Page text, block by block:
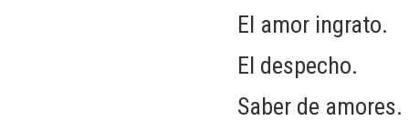
El amor ingrato.
El despecho.
Saber de amores.